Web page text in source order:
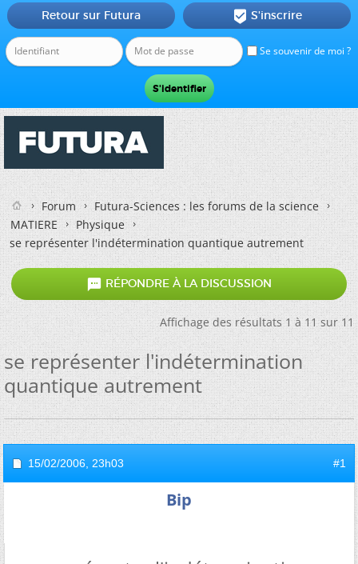
Se souvenir de moi ?
Retour sur Futura  S'inscrire
Forum
Futura-Sciences : les forums de la science
MATIERE
Physique
se représenter l'indétermination quantique autrement
 RÉPONDRE À LA DISCUSSION
Affichage des résultats 1 à 11 sur 11
se représenter l'indétermination
quantique autrement
15/02/2006, 23h03 #1
Bip